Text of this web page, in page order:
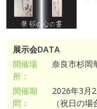
展示会DATA
開催場
所：
奈良市杉岡
開催期
間：
2026年3月
（祝日の